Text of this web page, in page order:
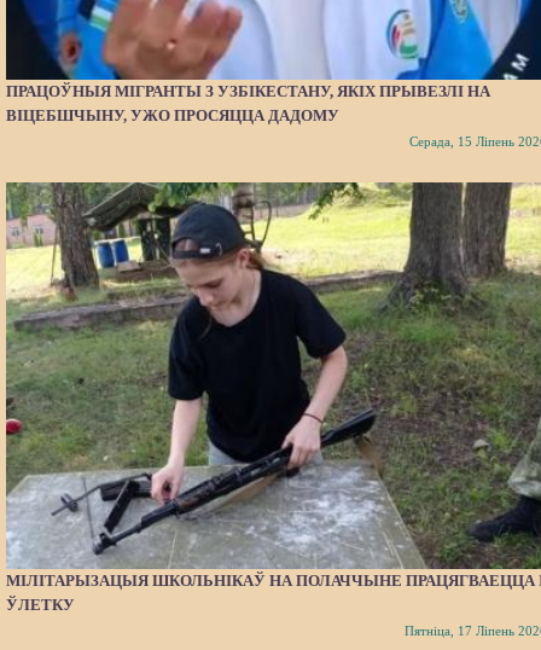
ПРАЦОЎНЫЯ МІГРАНТЫ З УЗБІКЕСТАНУ, ЯКІХ ПРЫВЕЗЛІ НА
ВІЦЕБШЧЫНУ, УЖО ПРОСЯЦЦА ДАДОМУ
Серада, 15 Ліпень
МІЛІТАРЫЗАЦЫЯ ШКОЛЬНІКАЎ НА ПОЛАЧЧЫНЕ ПРАЦЯГВАЕЦЦА
ЎЛЕТКУ
Пятніца, 17 Ліпень